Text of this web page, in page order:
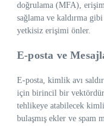
doğrulama (MFA),
sağlama ve kaldırma
yetkisiz erişimi önler.
E-posta ve
E-posta, kimlik avı
için birincil bir
tehlikeye atabilecek
bulaşmış ekler ve spam